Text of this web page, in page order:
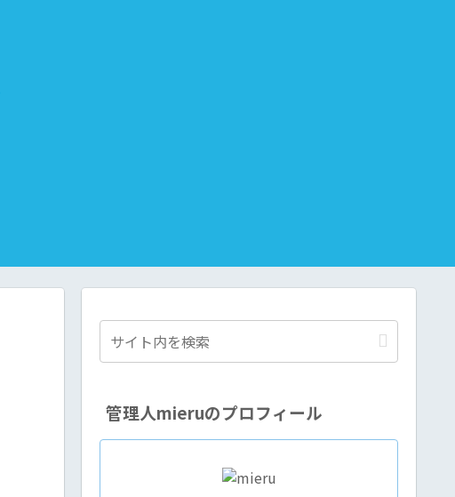
管理人mieruのプロフィール